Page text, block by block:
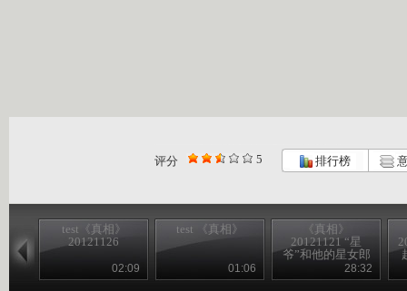
评分 5 排行榜
test《真相》
20121126
02:09
test 《真相》
01:06
《真相》
20121121 “星
爷”和他的星女郎
28:32